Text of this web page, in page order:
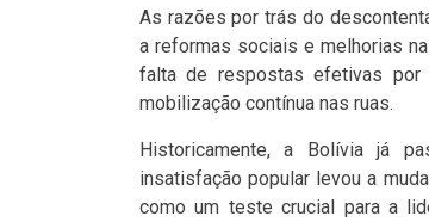
As razões por trás do
a reformas sociais e melhorias
falta de respostas efetivas por
mobilização contínua nas ruas.
Historicamente, a Bolívia já
insatisfação popular levou a
como um teste crucial para a